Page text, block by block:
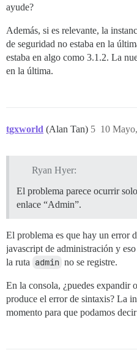
ayude?
Además, si es relevante, la
de seguridad no estaba en la
estaba en algo como 3.1.2. La
en la última.
tgxworld (Alan Tan) 10
5
Ryan Hyer:
El problema parece ocurrir
enlace “Admin”.
El problema es que hay un error
javascript de administración y
la ruta admin no se registre.
En la consola, ¿puedes expandir
produce el error de sintaxis? La
momento para que podamos